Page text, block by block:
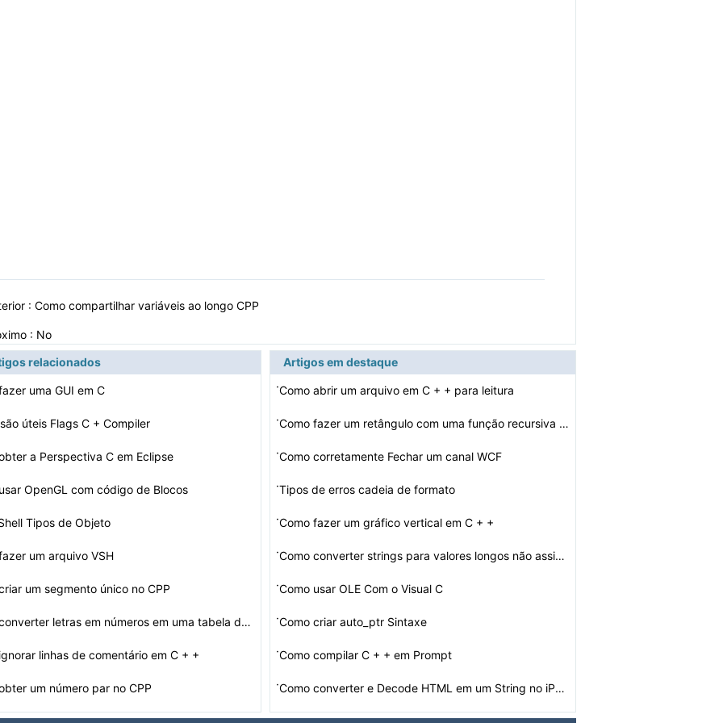
: Como compartilhar variáveis ​​ao longo CPP
: No
relacionados
uma GUI em C
úteis Flags C + Compiler
a Perspectiva C em Eclipse
OpenGL com código de Blocos
Tipos de Objeto
um arquivo VSH
um segmento único no CPP
Como converter letras em números em uma tabela de Cord…
linhas de comentário em C + +
um número par no CPP
Artigos em destaque
·Como abrir um arquivo em C + + para leitura
· Como fazer um retângulo com uma função recursiva em …
·Como corretamente Fechar um canal WCF
·Tipos de erros cadeia de formato
·Como fazer um gráfico vertical em C + +
· Como converter strings para valores longos não assinad…
·Como usar OLE Com o Visual C
·Como criar auto_ptr Sintaxe
·Como compilar C + + em Prompt
· Como converter e Decode HTML em um String no iPhone